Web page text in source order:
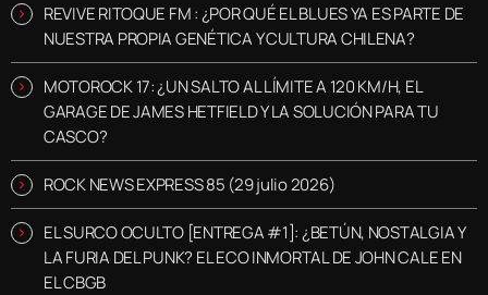
REVIVE RITOQUE FM : ¿POR QUÉ EL BLUES YA ES PARTE DE
NUESTRA PROPIA GENÉTICA Y CULTURA CHILENA?
MOTOROCK 17: ¿UN SALTO AL LÍMITE A 120 KM/H, EL
GARAGE DE JAMES HETFIELD Y LA SOLUCIÓN PARA TU
CASCO?
ROCK NEWS EXPRESS 85 (29 julio 2026)
EL SURCO OCULTO [ENTREGA #1]: ¿BETÚN, NOSTALGIA Y
LA FURIA DEL PUNK? EL ECO INMORTAL DE JOHN CALE EN
EL CBGB